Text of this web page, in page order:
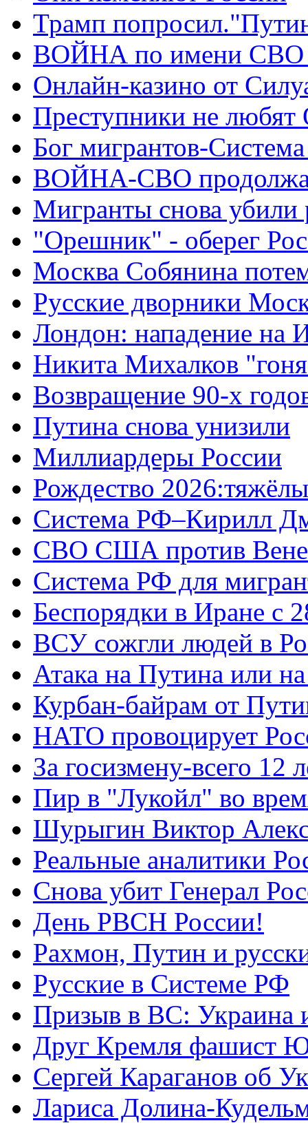
Трамп
ВОЙНА по имени СВО
Онлайн-казино от
Преступники не
Бог мигрантов-
ВОЙНА-СВО
Мигранты снова убили
"Орешник" - оберег
Москва Собянина
Русские дворники
Лондон: нападение на
Никита Михалков
Возвращение 90-х
Путина снова унизили
Миллиардеры России
Рождество
Система РФ–Кирилл
СВО США против
Система РФ для
Беспорядки в Иране с
ВСУ сожгли людей в
Атака на Путина или
Курбан-байрам от
НАТО провоцирует
За госизмену-всего 12
Пир в "Лукойл" во
Шурыгин Виктор
Реальные аналитики
Снова убит Генерал
День РВСН России!
Рахмон, Путин и
Русские в Системе РФ
Призыв в ВС: Украина
Друг Кремля фашист
Сергей Караганов об
Лариса Долина-